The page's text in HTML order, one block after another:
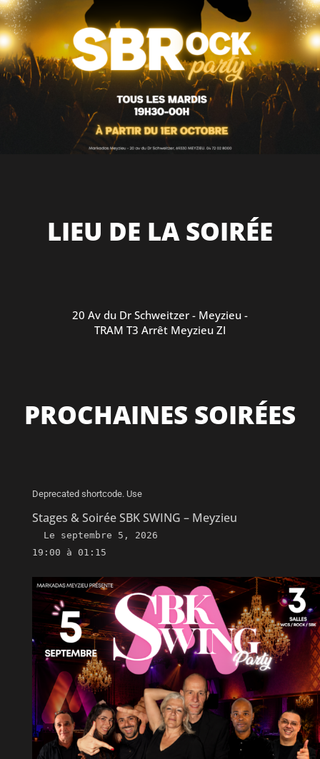
LIEU DE LA SOIRÉE
20 Av du Dr Schweitzer - Meyzieu -
TRAM T3 Arrêt Meyzieu ZI
PROCHAINES SOIRÉES
Deprecated shortcode. Use
Stages & Soirée SBK SWING – Meyzieu
Le septembre 5, 2026
19:00 à 01:15